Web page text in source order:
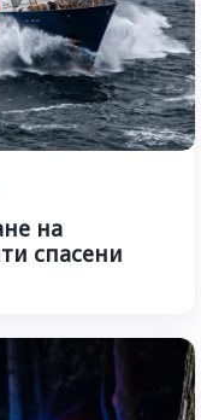
на
спасени